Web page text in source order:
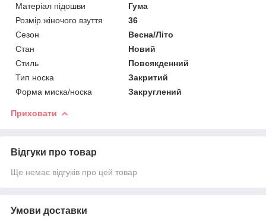
Матеріал підошви
Гума
Розмір жіночого взуття
36
Сезон
Весна/Літо
Стан
Новий
Стиль
Повсякденний
Тип носка
Закритий
Форма миска/носка
Закруглений
Приховати
Відгуки про товар
Ще немає відгуків про цей товар
Умови доставки